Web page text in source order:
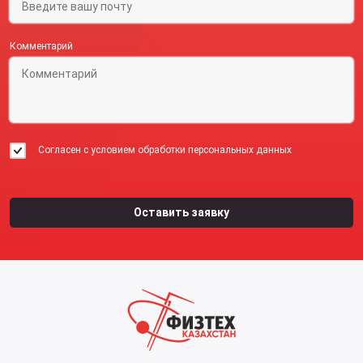
Комментарий
Согласен с условием обработки персональных данных